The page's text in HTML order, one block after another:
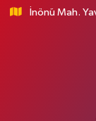
İnönü Mah.